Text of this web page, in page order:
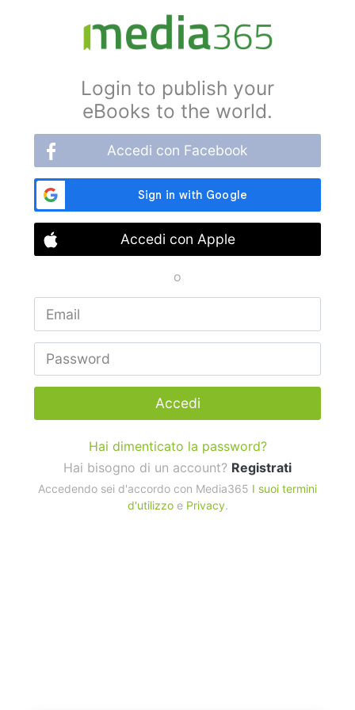
Login to publish your
eBooks to the world.
Accedi con Facebook
Accedi con Apple
o
Accedi
Hai dimenticato la password?
Hai bisogno di un account? Registrati
Accedendo sei d'accordo con Media365 I suoi termini
d'utilizzoe Privacy.